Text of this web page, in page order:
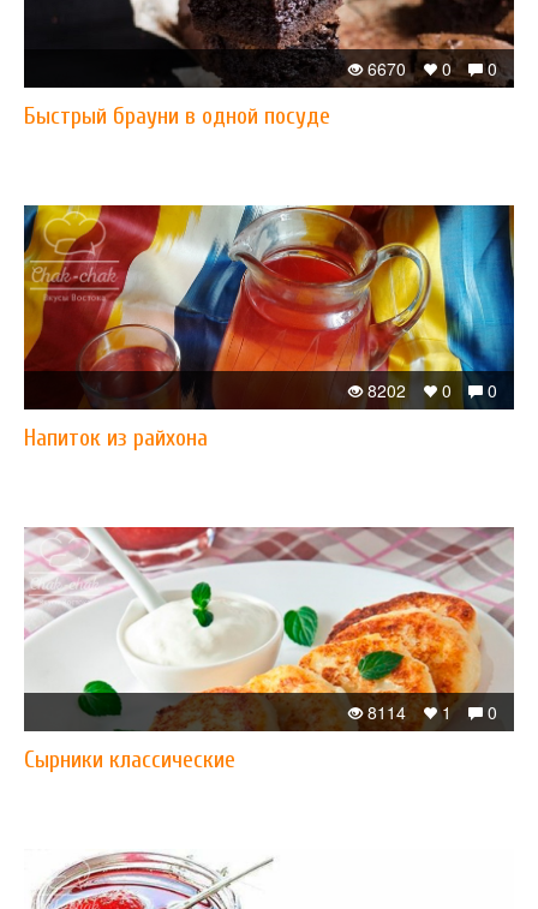
0
0
6670
Быстрый брауни в одной посуде
0
0
8202
Напиток из райхона
0
1
8114
Сырники классические